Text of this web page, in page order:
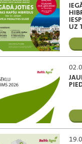
UZ